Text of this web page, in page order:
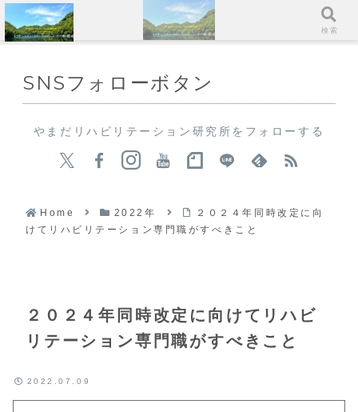
SNSフォローボタン
やまだリハビリテーション研究所をフォローする
Home 2022年
２０２４年同時改定に向
けてリハビリテーション専門職がすべきこと
２０２４年同時改定に向けてリハビ
リテーション専門職がすべきこと
2022.07.09
メニュー 検索